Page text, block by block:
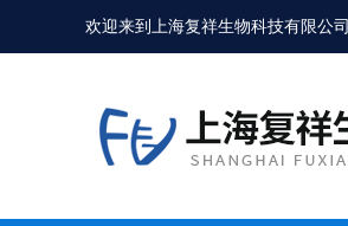
欢迎来到 上海复祥生物科技有限公司